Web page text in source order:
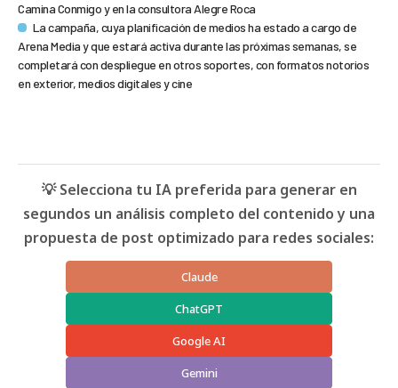
Camina Conmigo y en la consultora Alegre Roca
La campaña, cuya planificación de medios ha estado a cargo de
Arena Media y que estará activa durante las próximas semanas, se
completará con despliegue en otros soportes, con formatos notorios
en exterior, medios digitales y cine
💡 Selecciona tu IA preferida para generar en
segundos un análisis completo del contenido y una
propuesta de post optimizado para redes sociales:
Claude
ChatGPT
Google AI
Gemini